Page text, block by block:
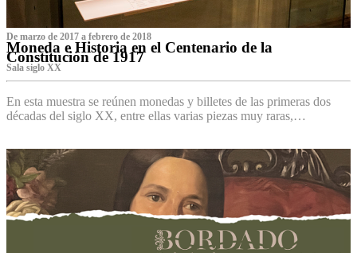
De marzo de 2017 a febrero de 2018
Moneda e Historia en el Centenario de la
Constitución de 1917
Sala siglo XX
En esta muestra se reúnen monedas y billetes de las primeras dos
décadas del siglo XX, entre ellas varias piezas muy raras,…